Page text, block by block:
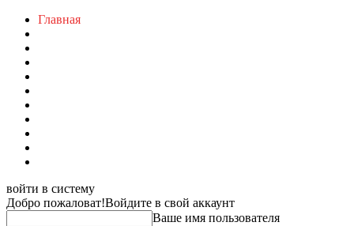
Главная
войти в систему
Добро пожаловат!Войдите в свой аккаунт
Ваше имя пользователя